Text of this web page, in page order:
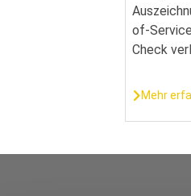
of-
Check
Mehr